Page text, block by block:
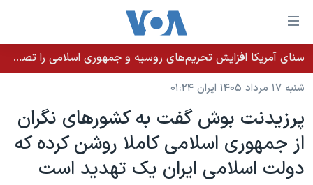
لینکهای
قابل
دسترسی
جهش
محتوای
اصلی
جهش
خانه
نسخه سبک وب‌سایت
موضوع ها
ایران
آمریکا
برنامه های تلویزیونی
جدول برنامه ها
سنای آمریکا افزایش تحریم‌های روسیه و جمهوری اسلامی را تصویب کرد؛ زلنسکی از این اقدام تشکر کرد
شنبه ۱۷ مرداد ۱۴۰۵ ایران ۰۱:۲۴
پرزيدنت بوش گفت به کشورهای نگران
از جمهوری اسلامی کاملا روشن کرده که
دولت اسلامی ايران يک تهديد است